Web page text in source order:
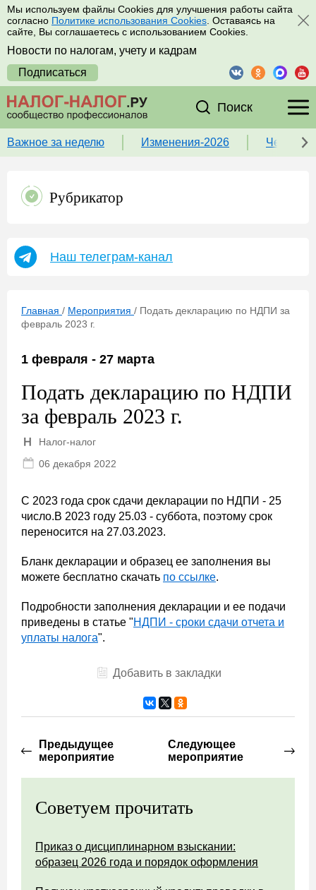
Мы используем файлы Cookies для улучшения работы сайта
согласно Политике использования Cookies . Оставаясь на
сайте, Вы соглашаетесь с использованием Cookies.
Новости по налогам, учету и кадрам
Подписаться
Поиск
Важное за неделю Изменения-2026 Чек-
Рубрикатор
Наш телеграм-канал
Главная / Мероприятия / Подать декларацию по НДПИ за
февраль 2023 г.
1 февраля - 27 марта
Подать декларацию по НДПИ
за февраль 2023 г.
Налог-налог
06 декабря 2022
С 2023 года срок сдачи декларации по НДПИ - 25
число.В 2023 году 25.03 - суббота, поэтому срок
переносится на 27.03.2023.
Бланк декларации и образец ее заполнения вы
можете бесплатно скачать по ссылке.
Подробности заполнения декларации и ее подачи
приведены в статье "НДПИ - сроки сдачи отчета и
уплаты налога".
Добавить в закладки
Предыдущее
мероприятие
Следующее
мероприятие
Советуем прочитать
Приказ о дисциплинарном взыскании:
образец 2026 года и порядок оформления